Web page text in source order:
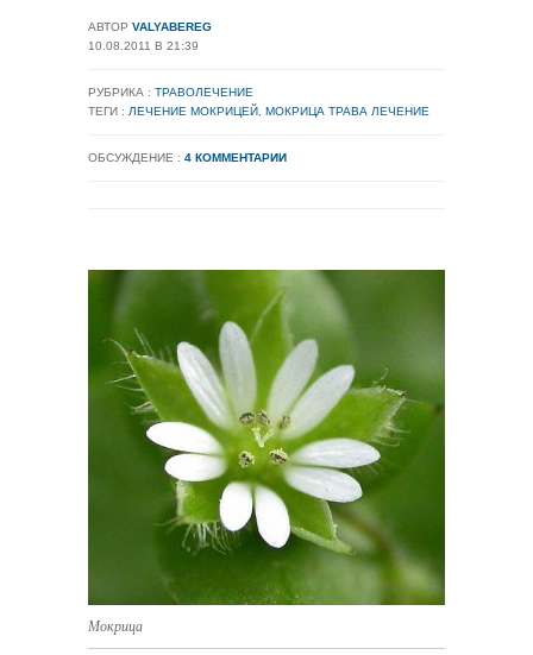
АВТОР VALYABEREG
10.08.2011 В 21:39
РУБРИКА : ТРАВОЛЕЧЕНИЕ
ТЕГИ : ЛЕЧЕНИЕ МОКРИЦЕЙ МОКРИЦА ТРАВА ЛЕЧЕНИЕ
ОБСУЖДЕНИЕ : 4 КОММЕНТАРИИ
Мокрица